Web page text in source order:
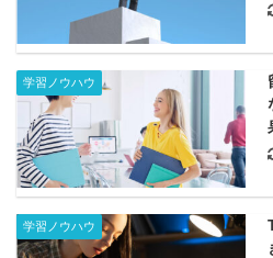
学習ノウハウ
学習ノウハウ